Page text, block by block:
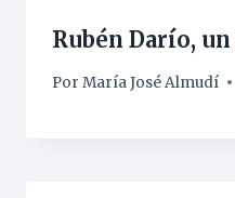
Rubén Darío,
Por María José Almudí